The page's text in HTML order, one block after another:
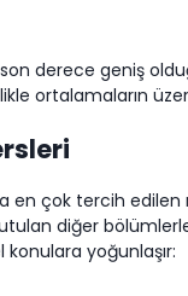
derece geniş
ortalamaların
en çok tercih
diğer
yoğunlaşır: